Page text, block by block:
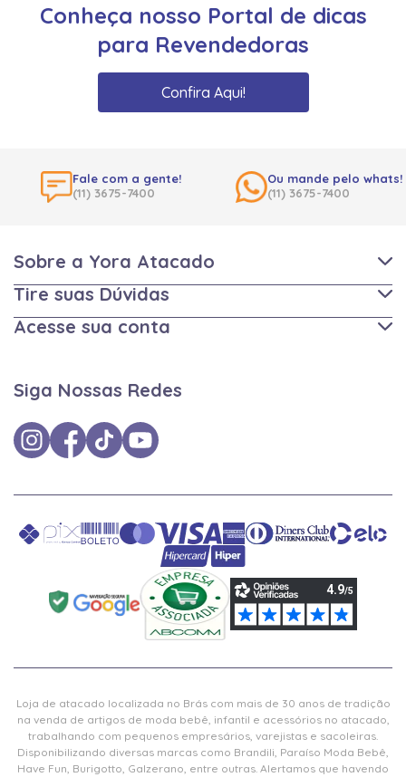
Conheça nosso Portal de dicas
para Revendedoras
Confira Aqui!
Fale com a gente!
(11) 3675-7400
Ou mande pelo whats!
(11) 3675-7400
Sobre a Yora Atacado
Tire suas Dúvidas
Acesse sua conta
Siga Nossas Redes
Loja de atacado localizada no Brás com mais de 30 anos de tradição
na venda de artigos de moda bebê, infantil e acessórios no atacado,
trabalhando com pequenos empresários, varejistas e sacoleiras.
Disponibilizando diversas marcas como Brandili, Paraíso Moda Bebê,
Have Fun, Burigotto, Galzerano, entre outras. Alertamos que havendo